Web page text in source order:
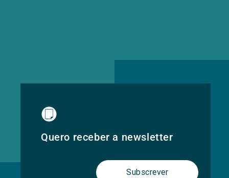
Quero receber a newsletter
Subscrever